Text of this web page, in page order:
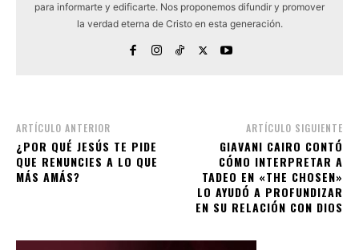
para informarte y edificarte. Nos proponemos difundir y promover
la verdad eterna de Cristo en esta generación.
ARTÍCULO ANTERIOR
¿POR QUÉ JESÚS TE PIDE
QUE RENUNCIES A LO QUE
MÁS AMÁS?
ARTÍCULO SIGUIENTE
GIAVANI CAIRO CONTÓ
CÓMO INTERPRETAR A
TADEO EN «THE CHOSEN»
LO AYUDÓ A PROFUNDIZAR
EN SU RELACIÓN CON DIOS